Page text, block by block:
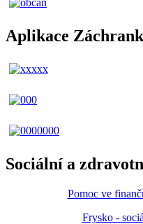
Aplikace
Sociální a
Pomoc ve
Frysko -